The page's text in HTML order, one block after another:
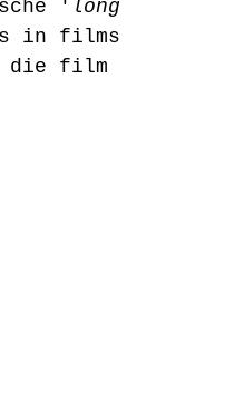
' long
in films
film